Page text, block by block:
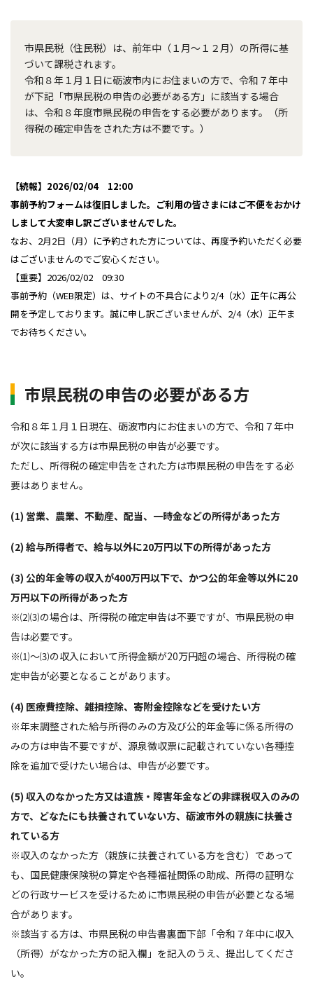
市県民税（住民税）は、前年中（１月～１２月）の所得に基
づいて課税されます。
令和８年１月１日に砺波市内にお住まいの方で、令和７年中
が下記「市県民税の申告の必要がある方」に該当する場合
は、令和８年度市県民税の申告をする必要があります。（所
得税の確定申告をされた方は不要です。）
【続報】2026/02/04 12:00
事前予約フォームは復旧しました。ご利用の皆さまにはご不便をおかけ
しまして大変申し訳ございませんでした。
なお、2月2日（月）に予約された方については、再度予約いただく必要
はございませんのでご安心ください。
【重要】2026/02/02 09:30
事前予約（WEB限定）は、サイトの不具合により2/4（水）正午に再公
開を予定しております。誠に申し訳ございませんが、2/4（水）正午ま
でお待ちください。
市県民税の申告の必要がある方
令和８年１月１日現在、砺波市内にお住まいの方で、令和７年中
が次に該当する方は市県民税の申告が必要です。
ただし、所得税の確定申告をされた方は市県民税の申告をする必
要はありません。
(1) 営業、農業、不動産、配当、一時金などの所得があった方
(2) 給与所得者で、給与以外に20万円以下の所得があった方
(3) 公的年金等の収入が400万円以下で、かつ公的年金等以外に20
万円以下の所得があった方
※⑵⑶の場合は、所得税の確定申告は不要ですが、市県民税の申
告は必要です。
※⑴～⑶の収入において所得金額が20万円超の場合、所得税の確
定申告が必要となることがあります。
(4) 医療費控除、雑損控除、寄附金控除などを受けたい方
※年末調整された給与所得のみの方及び公的年金等に係る所得の
みの方は申告不要ですが、源泉徴収票に記載されていない各種控
除を追加で受けたい場合は、申告が必要です。
(5) 収入のなかった方又は遺族・障害年金などの非課税収入のみの
方で、どなたにも扶養されていない方、砺波市外の親族に扶養さ
れている方
※収入のなかった方（親族に扶養されている方を含む）であって
も、国民健康保険税の算定や各種福祉関係の助成、所得の証明な
どの行政サービスを受けるために市県民税の申告が必要となる場
合があります。
※該当する方は、市県民税の申告書裏面下部「令和７年中に収入
（所得）がなかった方の記入欄」を記入のうえ、提出してくださ
い。